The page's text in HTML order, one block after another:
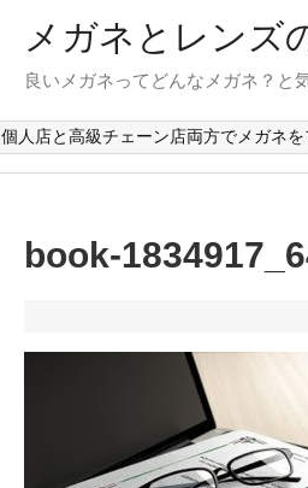
メガネとレンズ
良いメガネってどんなメガネ？と
個人店と高級チェーン店両方でメガネ
book-